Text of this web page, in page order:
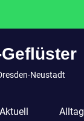
Neustadt
Aktuell Alltag